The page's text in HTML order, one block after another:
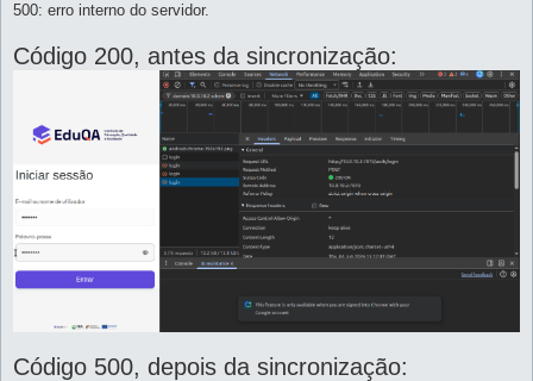
500: erro interno do servidor.
Código 200, antes da sincronização:
Código 500, depois da sincronização: